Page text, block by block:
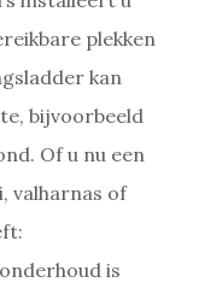
plekken
kan
bijvoorbeeld
Of u nu een
valharnas of
is